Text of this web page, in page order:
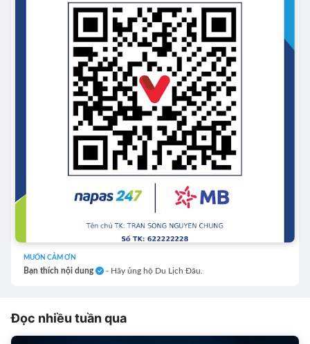
MUỐN CẢM ƠN
Bạn thích nội dung - Hãy ủng hộ Du Lịch Đâu.
Đọc nhiều tuần qua